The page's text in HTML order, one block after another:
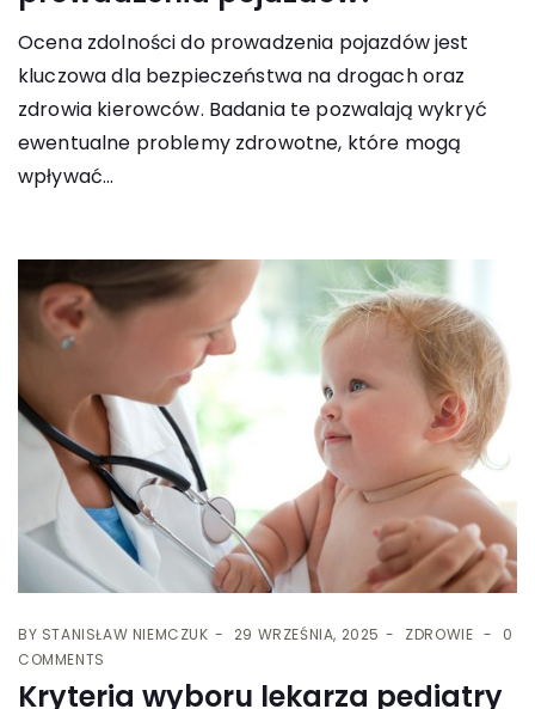
Ocena zdolności do prowadzenia pojazdów jest
kluczowa dla bezpieczeństwa na drogach oraz
zdrowia kierowców. Badania te pozwalają wykryć
ewentualne problemy zdrowotne, które mogą
wpływać...
BY STANISŁAW NIEMCZUK 29 WRZEŚNIA, 2025 ZDROWIE
0
COMMENTS
Kryteria wyboru lekarza pediatry